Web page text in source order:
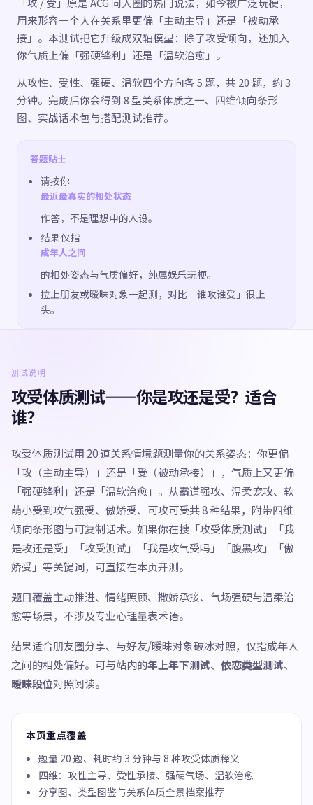
用来形容一个人在关系里更偏「主动主导」还是「被动承
接」。本测试把它升级成双轴模型：除了攻受倾向，还加入
你气质上偏「强硬锋利」还是「温软治愈」。
从攻性、受性、强硬、温软四个方向各 5 题，共 20 题，约 3
分钟。完成后你会得到 8 型关系体质之一、四维倾向条形
图、实战话术包与搭配测试推荐。
答题贴士
请按你
最近最真实的相处状态
作答，不是理想中的人设。
结果仅指
成年人之间
的相处姿态与气质偏好，纯属娱乐玩梗。
拉上朋友或暧昧对象一起测，对比「谁攻谁受」很上
头。
测试说明
攻受体质测试——你是攻还是受？适合
谁？
攻受体质测试用 20 道关系情境题测量你的关系姿态：你更偏
「攻（主动主导）」还是「受（被动承接）」，气质上又更偏
「强硬锋利」还是「温软治愈」。从霸道强攻、温柔宠攻、软
萌小受到攻气强受、傲娇受、可攻可受共 8 种结果，附带四维
倾向条形图与可复制话术。如果你在搜「攻受体质测试」「我
是攻还是受」「攻受测试」「我是攻气受吗」「腹黑攻」「傲
娇受」等关键词，可直接在本页开测。
题目覆盖主动推进、情绪照顾、撒娇承接、气场强硬与温柔治
愈等场景，不涉及专业心理量表术语。
结果适合朋友圈分享、与好友/暧昧对象破冰对照，仅指成年人
之间的相处偏好。可与站内的年上年下测试、 依恋类型测试、
暧昧段位对照阅读。
本页重点覆盖
题量 20 题、耗时约 3 分钟与 8 种攻受体质释义
四维：攻性主导、受性承接、强硬气场、温软治愈
分享图、类型图鉴与关系体质全景档案推荐